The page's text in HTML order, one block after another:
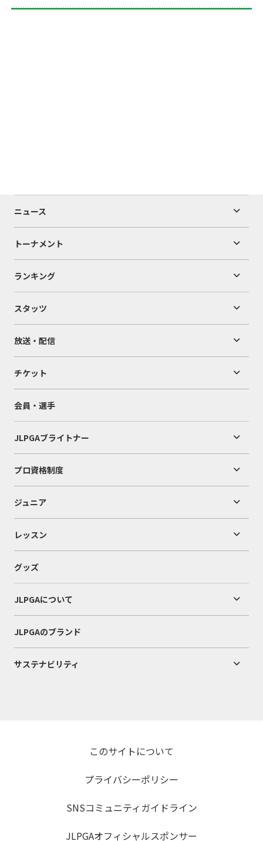
ニュース
トーナメント
ランキング
スタッツ
放送・配信
チケット
会員・選手
JLPGAブライトナー
プロ資格制度
ジュニア
レッスン
グッズ
JLPGAについて
JLPGAのブランド
サステナビリティ
このサイトについて
プライバシーポリシー
SNSコミュニティガイドライン
JLPGAオフィシャルスポンサー